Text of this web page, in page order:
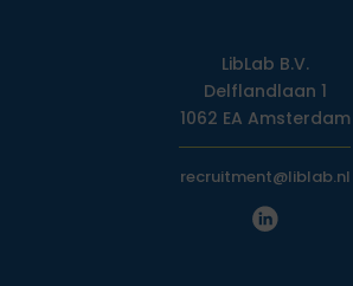
LibLab B.V.
Delflandlaan 1
1062 EA Amsterdam
recruitment@liblab.nl